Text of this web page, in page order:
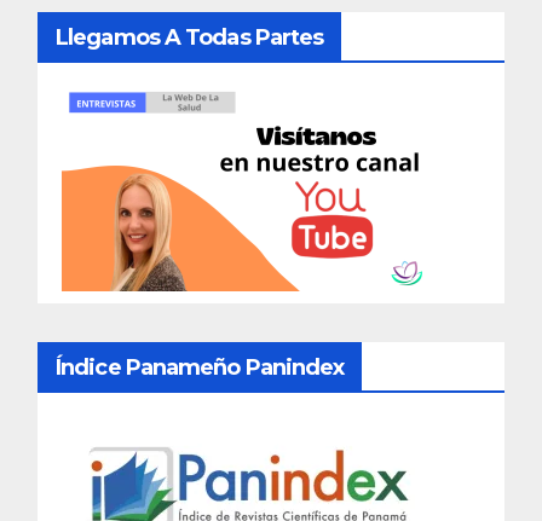
Llegamos A Todas Partes
Índice Panameño Panindex